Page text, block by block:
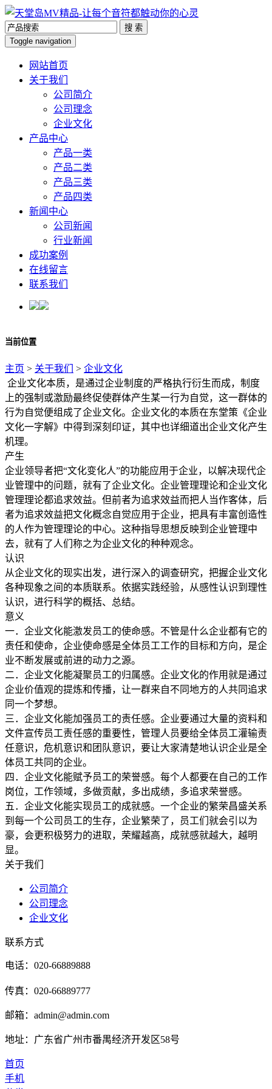
搜 索
Toggle navigation
网站首页
关于我们
公司简介
公司理念
企业文化
产品中心
产品一类
产品二类
产品三类
产品四类
新闻中心
公司新闻
行业新闻
成功案例
在线留言
联系我们
当前位置
主页 > 关于我们 > 企业文化
企业文化本质，是通过企业制度的严格执行衍生而成，制度
上的强制或激励最终促使群体产生某一行为自觉，这一群体的
行为自觉便组成了企业文化。企业文化的本质在东堂策《企业
文化一字解》中得到深刻印证，其中也详细道出企业文化产生
机理。
产生
企业领导者把“文化变化人”的功能应用于企业，以解决现代企
业管理中的问题，就有了企业文化。企业管理理论和企业文化
管理理论都追求效益。但前者为追求效益而把人当作客体，后
者为追求效益把文化概念自觉应用于企业，把具有丰富创造性
的人作为管理理论的中心。这种指导思想反映到企业管理中
去，就有了人们称之为企业文化的种种观念。
认识
从企业文化的现实出发，进行深入的调查研究，把握企业文化
各种现象之间的本质联系。依据实践经验，从感性认识到理性
认识，进行科学的概括、总结。
意义
一．企业文化能激发员工的使命感。不管是什么企业都有它的
责任和使命，企业使命感是全体员工工作的目标和方向，是企
业不断发展或前进的动力之源。
二．企业文化能凝聚员工的归属感。企业文化的作用就是通过
企业价值观的提炼和传播，让一群来自不同地方的人共同追求
同一个梦想。
三．企业文化能加强员工的责任感。企业要通过大量的资料和
文件宣传员工责任感的重要性，管理人员要给全体员工灌输责
任意识，危机意识和团队意识，要让大家清楚地认识企业是全
体员工共同的企业。
四．企业文化能赋予员工的荣誉感。每个人都要在自己的工作
岗位，工作领域，多做贡献，多出成绩，多追求荣誉感。
五．企业文化能实现员工的成就感。一个企业的繁荣昌盛关系
到每一个公司员工的生存，企业繁荣了，员工们就会引以为
豪，会更积极努力的进取，荣耀越高，成就感就越大，越明
显。
关于我们
公司简介
公司理念
企业文化
联系方式
电话：020-66889888
传真：020-66889777
邮箱：admin@admin.com
地址：广东省广州市番禺经济开发区58号
首页
手机